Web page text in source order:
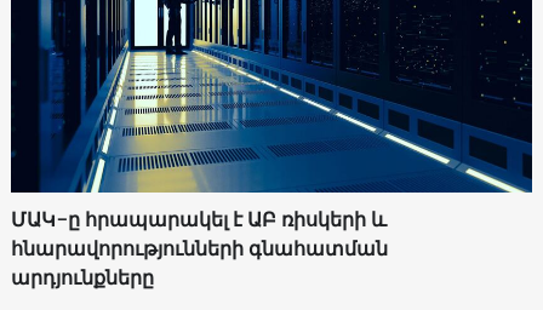
ՄԱԿ-ը հրապարակել է ԱԲ ռիսկերի և
հնարավորությունների գնահատման
արդյունքները